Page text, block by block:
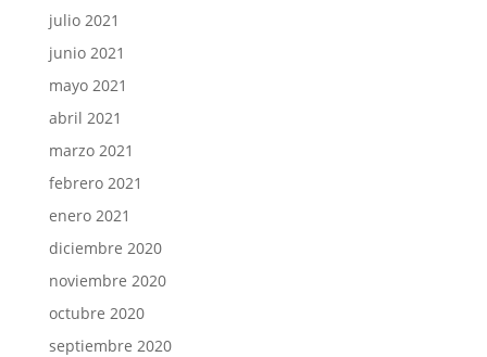
julio 2021
junio 2021
mayo 2021
abril 2021
marzo 2021
febrero 2021
enero 2021
diciembre 2020
noviembre 2020
octubre 2020
septiembre 2020